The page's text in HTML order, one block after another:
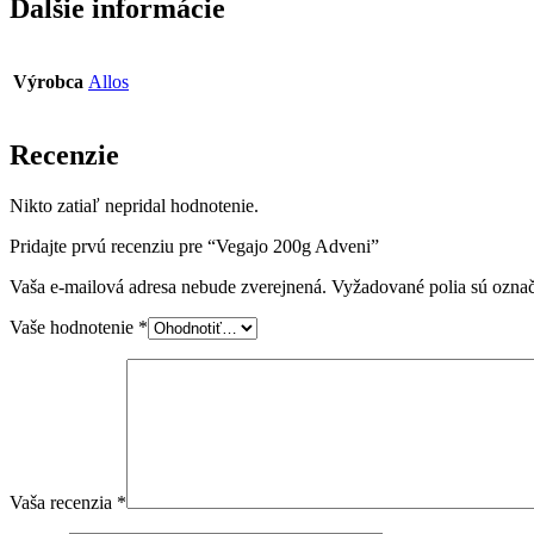
Ďalšie informácie
Výrobca Allos
Recenzie
Nikto zatiaľ nepridal hodnotenie.
Pridajte prvú recenziu pre “Vegajo 200g Adveni”
Vaša e-mailová adresa nebude zverejnená. Vyžadované polia sú
Vaše hodnotenie *
Vaša recenzia *